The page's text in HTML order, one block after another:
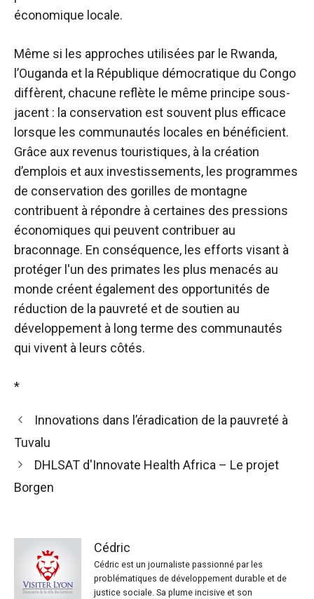
économique locale.
Même si les approches utilisées par le Rwanda,
l’Ouganda et la République démocratique du Congo
diffèrent, chacune reflète le même principe sous-
jacent : la conservation est souvent plus efficace
lorsque les communautés locales en bénéficient.
Grâce aux revenus touristiques, à la création
d’emplois et aux investissements, les programmes
de conservation des gorilles de montagne
contribuent à répondre à certaines des pressions
économiques qui peuvent contribuer au
braconnage. En conséquence, les efforts visant à
protéger l'un des primates les plus menacés au
monde créent également des opportunités de
réduction de la pauvreté et de soutien au
développement à long terme des communautés
qui vivent à leurs côtés.
*
Innovations dans l’éradication de la pauvreté à
Tuvalu
DHLSAT d'Innovate Health Africa – Le projet
Borgen
Cédric
Cédric est un journaliste passionné par les
problématiques de développement durable et de
justice sociale. Sa plume incisive et son